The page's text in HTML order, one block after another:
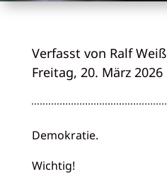
Verfasst von Ralf Weiß
Freitag, 20. März 2026
Demokratie.
Wichtig!